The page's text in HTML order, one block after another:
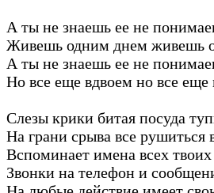
А ты не знаешь ее не
Живешь одним днем живешь
А ты не знаешь ее не
Но все еще вдвоем но все еще
Слезы крики битая посуда
На грани срыва все рушиться
Вспоминает имена всех
Звонки на телефон и